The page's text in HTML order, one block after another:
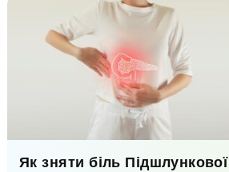
Як зняти біль Підшлункової